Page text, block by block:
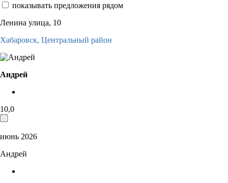
показывать предложения рядом
Ленина улица, 10
Хабаровск, Центральный район
Андрей
10,0
июнь 2026
Андрей